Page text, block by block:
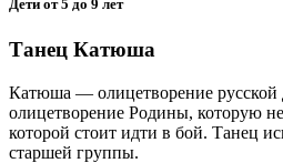
Дети от 5 до 9 лет
Танец Катюша
Катюша — олицетворение русской
олицетворение Родины, которую
которой стоит идти в бой. Танец
старшей группы.